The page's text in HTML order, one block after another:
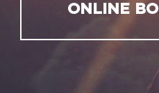
ONLINE